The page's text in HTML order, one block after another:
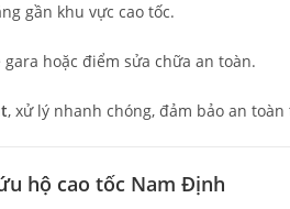
gần khu vực cao tốc.
gara hoặc điểm sửa chữa an toàn.
, xử lý nhanh chóng, đảm bảo an toàn
hộ cao tốc Nam Định